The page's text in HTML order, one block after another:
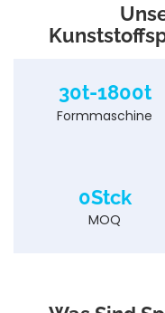
30t-1800t
Formmaschine
0Stck
MOQ